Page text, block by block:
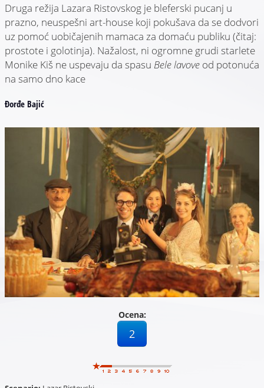
Druga režija Lazara Ristovskog je bleferski pucanj u
prazno, neuspešni art-house koji pokušava da se dodvori
uz pomoć uobičajenih mamaca za domaću publiku (čitaj:
prostote i golotinja). Nažalost, ni ogromne grudi starlete
Monike Kiš ne uspevaju da spasu Bele lavoveod potonuća
na samo dno kace
Đorđe Bajić
Ocena:
2